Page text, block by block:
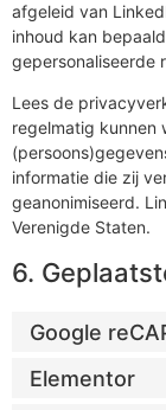
afgeleid van
inhoud kan
gepersonaliseerde
Lees de
regelmatig kunnen
informatie die zij
geanonimiseerd.
Verenigde Staten.
6.
Google
Elementor